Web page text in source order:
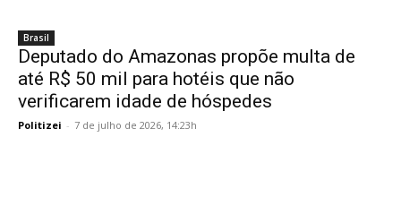
Brasil
Deputado do Amazonas propõe multa de
até R$ 50 mil para hotéis que não
verificarem idade de hóspedes
Politizei - 7 de julho de 2026, 14:23h